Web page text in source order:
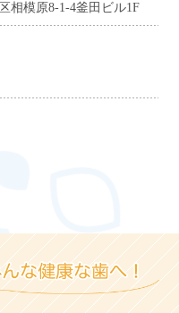
相模原8-1-4釜田ビル1F